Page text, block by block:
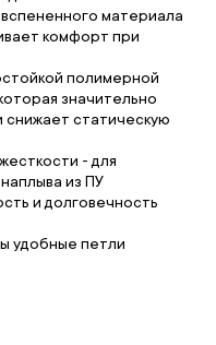
материала
комфорт при
полимерной
значительно
снижает статическую
- для
из ПУ
и долговечность
удобные петли